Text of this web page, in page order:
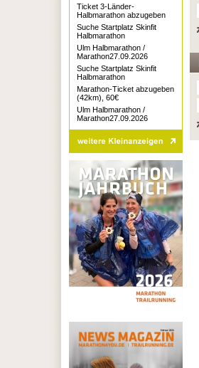
Ticket 3-Länder-
Halbmarathon abzugeben
Suche Startplatz Skinfit
Halbmarathon
Ulm Halbmarathon /
Marathon27.09.2026
Suche Startplatz Skinfit
Halbmarathon
Marathon-Ticket abzugeben
(42km), 60€
Ulm Halbmarathon /
Marathon27.09.2026